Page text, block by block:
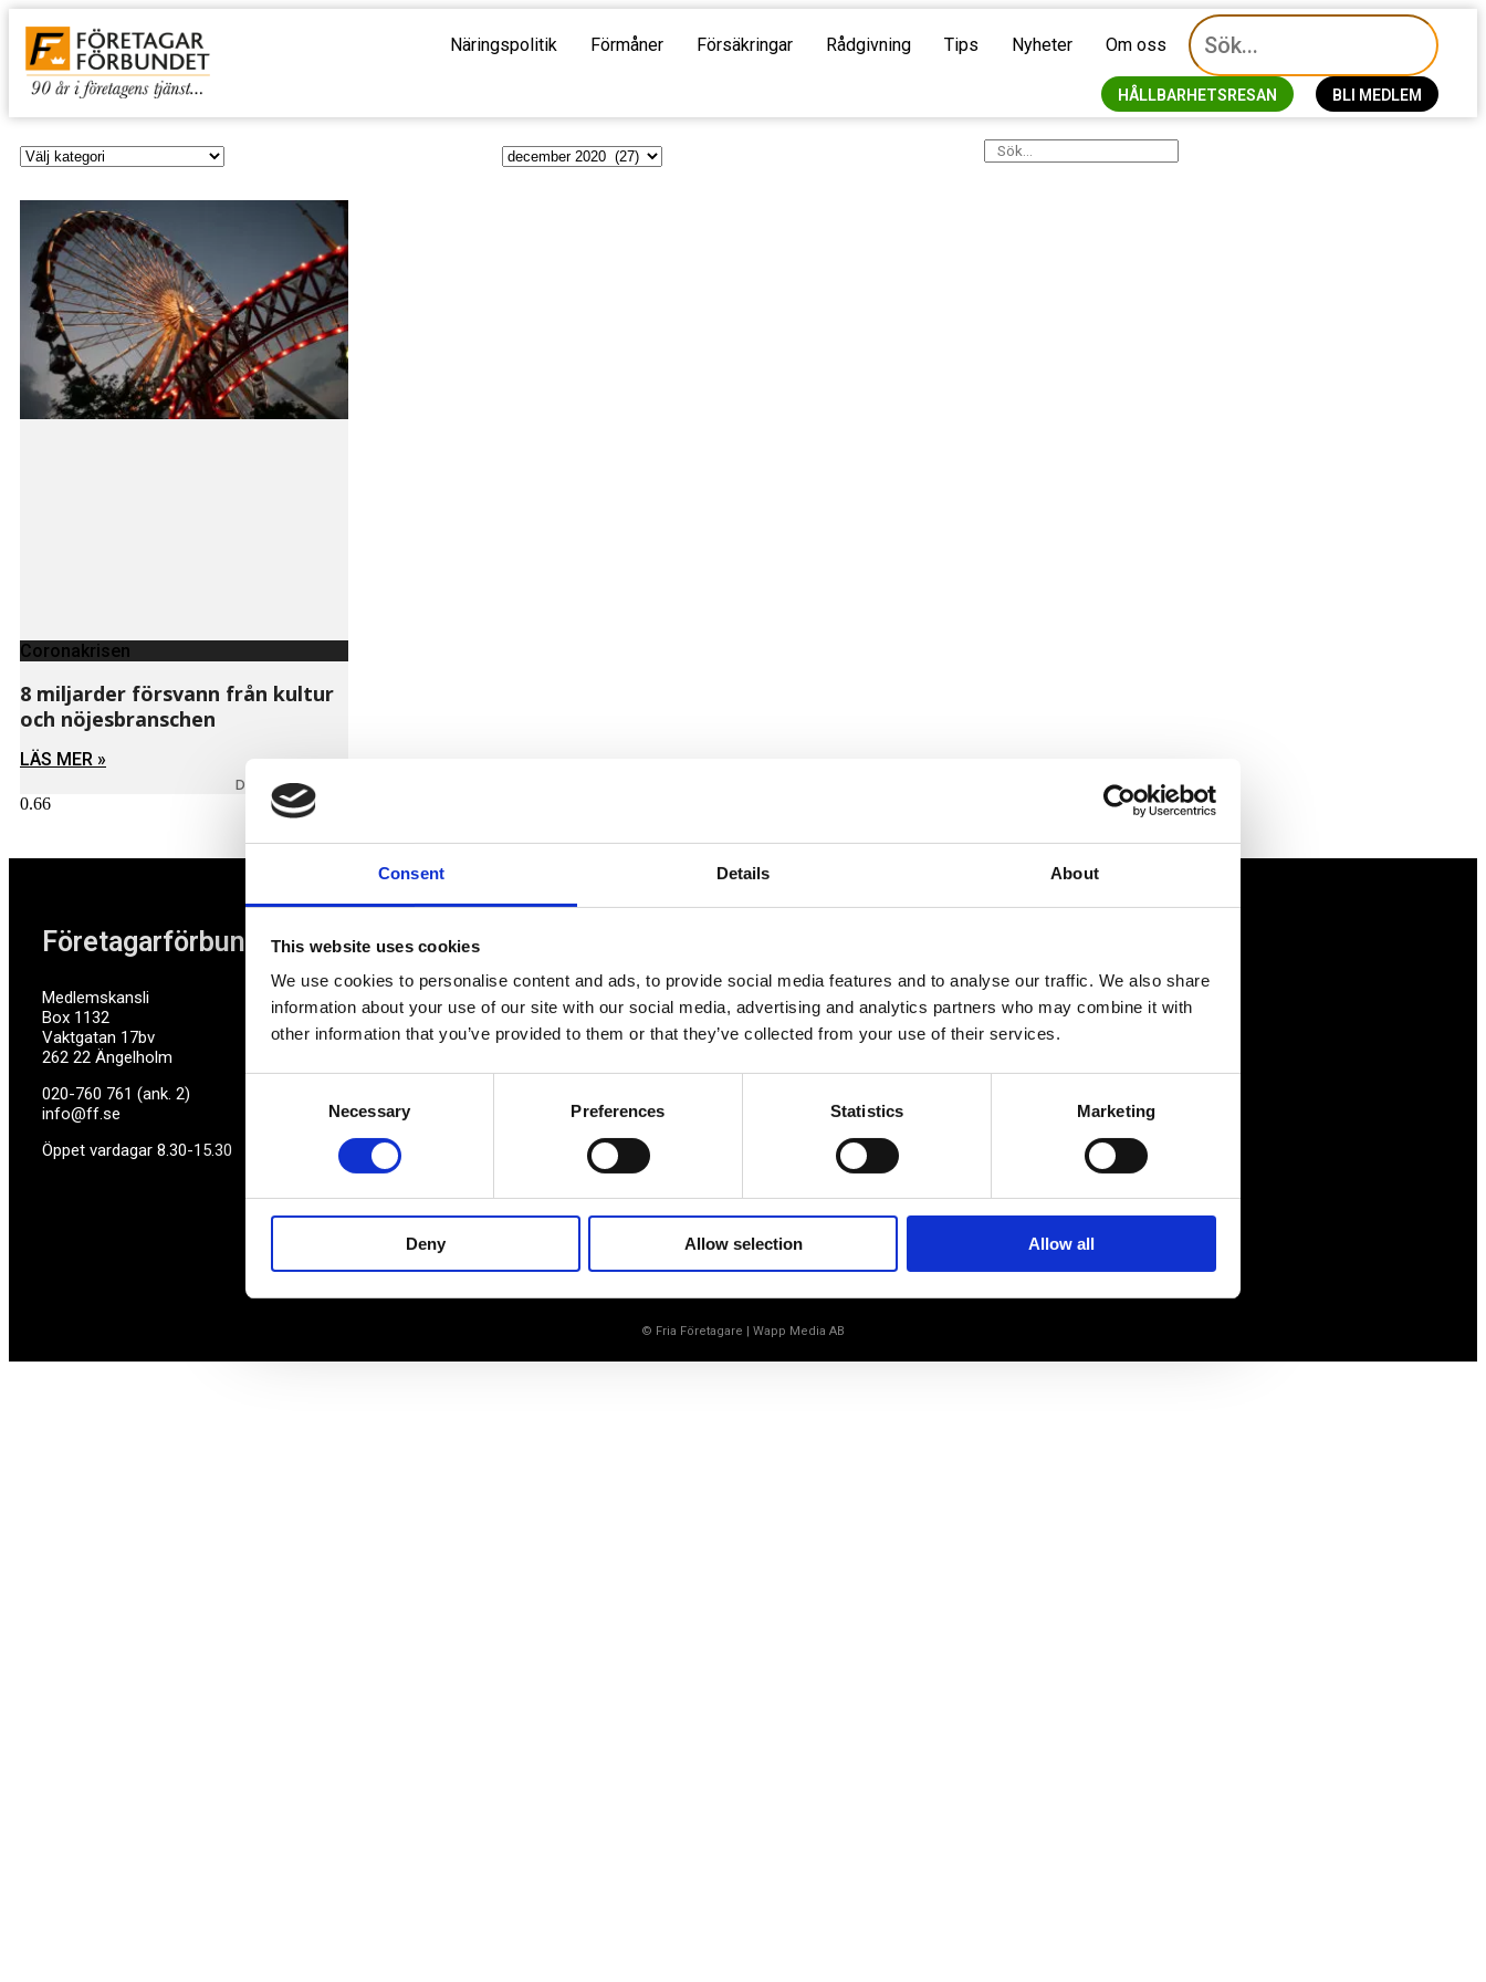
Consent Details About
This website uses cookies
We use cookies to personalise content and ads, to provide social media features and to analyse our traffic. We also share
information about your use of our site with our social media, advertising and analytics partners who may combine it with
other information that you’ve provided to them or that they’ve collected from your use of their services.
Necessary Preferences Statistics Marketing
Deny Allow selection Allow all
Näringspolitik Förmåner Försäkringar Rådgivning Tips Nyheter Om oss
HÅLLBARHETSRESAN BLI MEDLEM
Coronakrisen
8 miljarder försvann från kultur
och nöjesbranschen
LÄS MER »
DECEMBER 8, 2020
Företagarförbundet
Medlemskansli
Box 1132
Vaktgatan 17bv
262 22 Ängelholm
020-760 761 (ank. 2)
info@ff.se
Öppet vardagar 8.30-15.30
Ett medlemskap späckat med
småföretagaranpassade medlemstjänster och
förmåner. Din egen inköpsavdelning, rådgivning,
soloföretagare och små företag med företagaren i
fokus. Vi är själva småföretagare och vet hur
verkligheten ser ut.
BLI MEDLEM
Förmåner
Försäkringar
Nyheter
© Fria Företagare | Wapp Media AB